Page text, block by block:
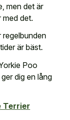
men det är
det.
regelbunden
är bäst.
Poo
dig en lång
Terrier